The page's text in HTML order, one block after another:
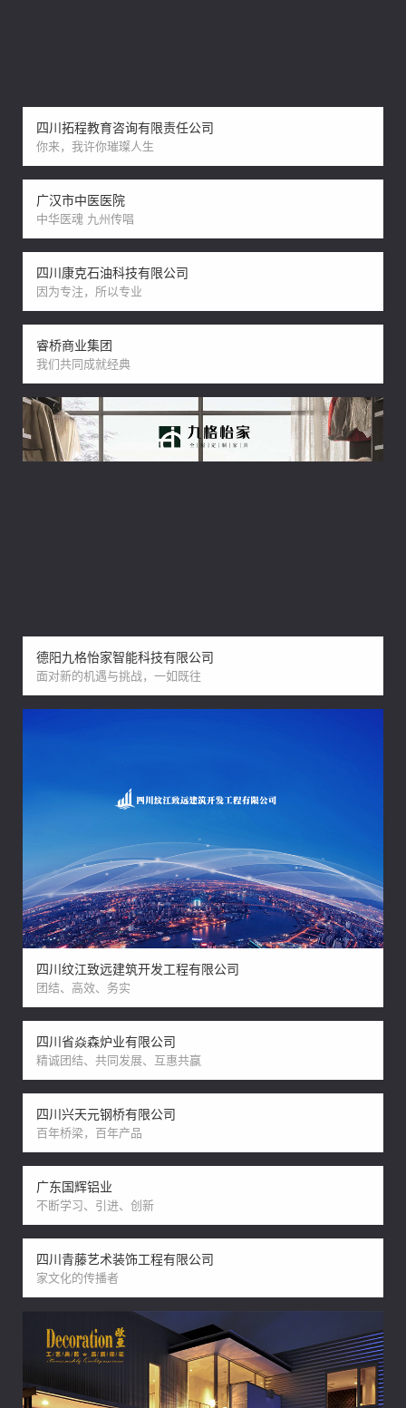
四川拓程教育咨询有限责任公司
你来，我许你璀璨人生
广汉市中医医院
中华医魂 九州传唱
四川康克石油科技有限公司
因为专注，所以专业
睿桥商业集团
我们共同成就经典
德阳九格怡家智能科技有限公司
面对新的机遇与挑战，一如既往
四川纹江致远建筑开发工程有限公司
团结、高效、务实
四川省焱森炉业有限公司
精诚团结、共同发展、互惠共赢
四川兴天元钢桥有限公司
百年桥梁，百年产品
广东国辉铝业
不断学习、引进、创新
四川青藤艺术装饰工程有限公司
家文化的传播者